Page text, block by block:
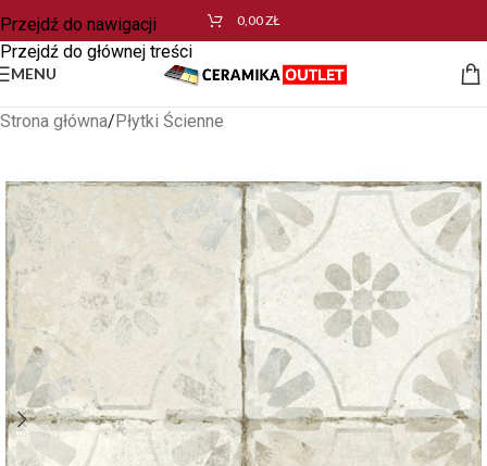
Przejdź do nawigacji
Przejdź do głównej treści
0,00ZŁ
MENU
Strona główna/Płytki Ścienne